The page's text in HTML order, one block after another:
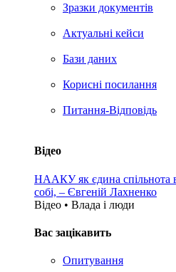
Зразки документів
Актуальні кейси
Бази даних
Корисні посилання
Питання-Відповідь
Відео
НААКУ як єдина спільнота
собі, – Євгеній Лахненко
Відео • Влада i люди
Вас зацікавить
Опитування